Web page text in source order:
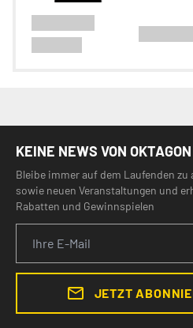
KEINE NEWS VON
Bleibe immer auf dem Laufenden zu
sowie neuen Veranstaltungen und
Rabatten und Gewinnspielen
JETZT